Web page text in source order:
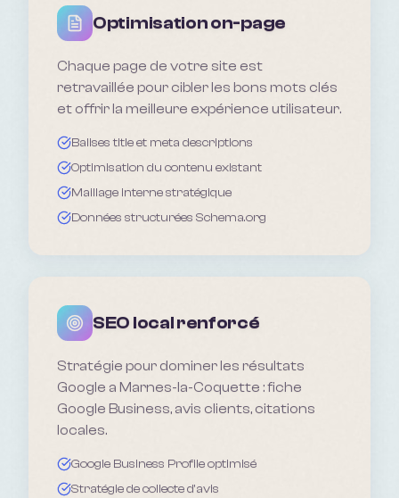
Optimisation on-page
Chaque page de votre site est
retravaillée pour cibler les bons mots clés
et offrir la meilleure expérience utilisateur.
Balises title et meta descriptions
Optimisation du contenu existant
Maillage interne stratégique
Données structurées Schema.org
SEO local renforcé
Stratégie pour dominer les résultats
Google a Marnes-la-Coquette : fiche
Google Business, avis clients, citations
locales.
Google Business Profile optimisé
Stratégie de collecte d'avis